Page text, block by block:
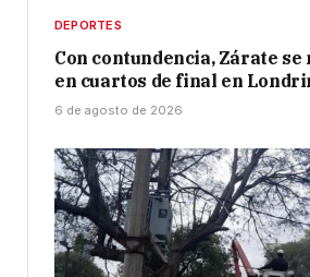
DEPORTES
Con contundencia, Zárate se
en cuartos de final en
6 de agosto de 2026